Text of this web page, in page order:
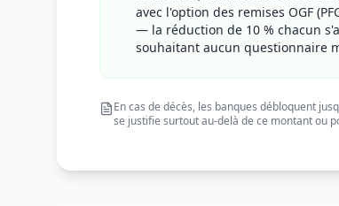
avec l'option des remises OGF
— la réduction de 10 % chacun
souhaitant aucun questionnaire
En cas de décès, les banques débloquent
se justifie surtout au-delà de ce montant ou